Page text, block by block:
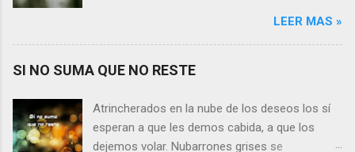
razones pierden el sentido, y las respuestas se
alejan tan distantes que no alcanzamos a
nuestras lágrimas?, quizás quien esté
Por otra parte, si nos ponemos a pensar en
LEER MAS »
SI NO SUMA QUE NO RESTE
Atrincherados en la nube de los deseos los sí
esperan a que les demos cabida, a que los
dejemos volar. Nubarrones grises se